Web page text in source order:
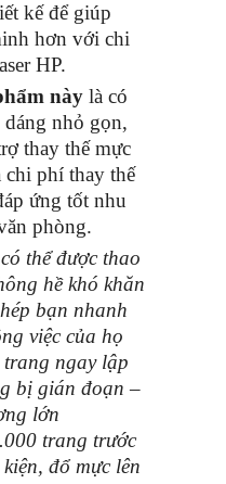
kế để giúp
hơn với chi
HP.
này là có
nhỏ gọn,
thay thế mực
chi phí thay thế
ứng tốt nhu
phòng.
thể được thao
hề khó khăn
bạn nhanh
việc của họ
ngay lập
bị gián đoạn –
lớn
trang trước
đổ mực lên